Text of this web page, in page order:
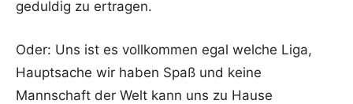
geduldig zu ertragen.
Oder: Uns ist es vollkommen egal welche Liga,
Hauptsache wir haben Spaß und keine
Mannschaft der Welt kann uns zu Hause